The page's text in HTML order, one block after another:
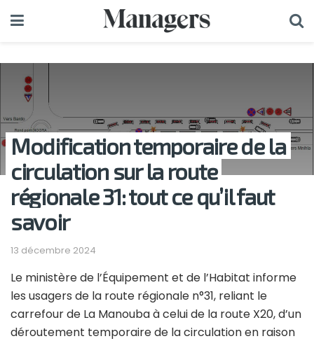
Modification temporaire de la
circulation sur la route
régionale 31: tout ce qu’il faut
savoir
13 décembre 2024
Le ministère de l’Équipement et de l’Habitat informe
les usagers de la route régionale n°31, reliant le
carrefour de La Manouba à celui de la route X20, d’un
déroutement temporaire de la circulation en raison